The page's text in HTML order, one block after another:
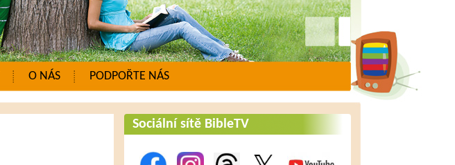
O NÁS PODPOŘTE NÁS
Sociální sítě BibleTV